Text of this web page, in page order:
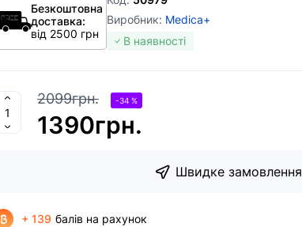
Безкоштовна
доставка:
від 2500 грн
Виробник: Medica+
В наявності
2099грн. -34 %
1390грн.
Швидке замовлення
+ 139 балів на рахунок